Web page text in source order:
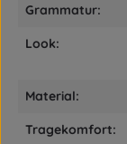
Grammatur:
Look:
Material:
Tragekomfort: